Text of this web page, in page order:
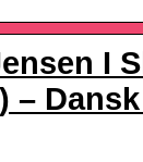
I
–